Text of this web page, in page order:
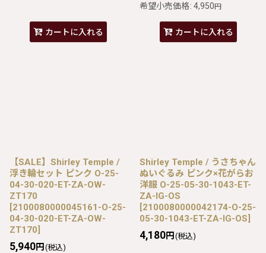
カートに入れる
希望小売価格: 4,950円
カートに入れる
【SALE】Shirley Temple /
浮き輪セット ピンク O-25-
04-30-020-ET-ZA-OW-
ZT170
[2100080000045161-O-25-
04-30-020-ET-ZA-OW-
ZT170]
5,940円 (税込)
Shirley Temple / うさちゃん
ぬいぐるみ ピンク×花がらお
洋服 O-25-05-30-1043-ET-
ZA-IG-OS
[2100080000042174-O-25-
05-30-1043-ET-ZA-IG-OS]
4,180円 (税込)